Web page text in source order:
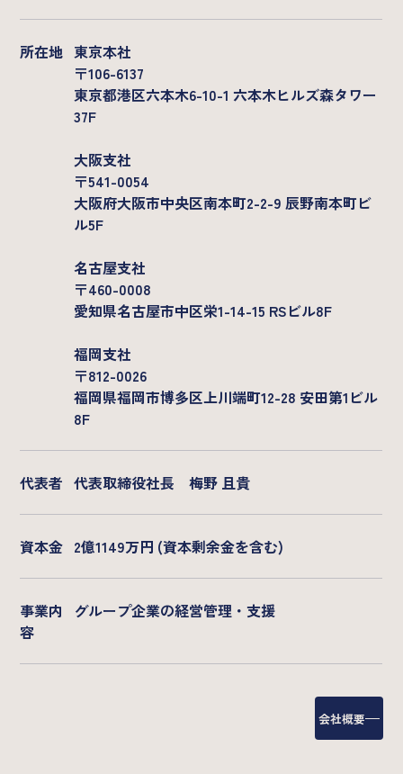
基本情報 メンバー
沿革
所在地 東京本社
〒106-6137
東京都港区六本木6-10-1 六本木ヒルズ森タワー
37F
大阪支社
〒541-0054
大阪府大阪市中央区南本町2-2-9 辰野南本町ビ
ル5F
名古屋支社
〒460-0008
愛知県名古屋市中区栄1-14-15 RSビル8F
福岡支社
〒812-0026
福岡県福岡市博多区上川端町12-28 安田第1ビル
8F
代表者 代表取締役社長 梅野 且貴
資本金 2億1149万円 (資本剰余金を含む)
事業内
容
グループ企業の経営管理・支援
会社概要